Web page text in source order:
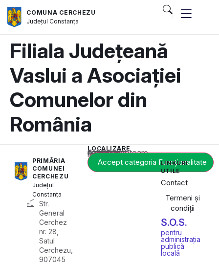
COMUNA CERCHEZU
JudețulConstanța
Filiala Județeană
Vaslui a Asociației
Comunelor din
România
PRIMĂRIA
COMUNEI
CERCHEZU
Județul
Constanța
Str.
General
Cerchez
nr. 28,
Satul
Cerchezu,
907045
LOCALIZARE
Acest conținut este blocat până când acceptați categoria corespunzătoare de cookie-uri.
Accept categoria Funcționalitate
LINKURI
UTILE
Contact
Termeni și
condiții
S.O.S.
pentru
administrația
publică
locală